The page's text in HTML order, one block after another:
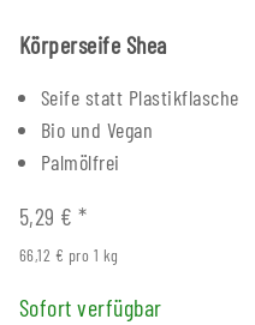
Körperseife Shea
Seife statt Plastikflasche
Bio und Vegan
Palmölfrei
5,29 €*
66,12 € pro 1 kg
Sofort verfügbar